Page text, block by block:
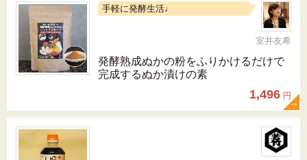
手軽に発酵生活♩
室井友希
発酵熟成ぬかの粉をふりかけるだけで
完成するぬか漬けの素
1,496 円